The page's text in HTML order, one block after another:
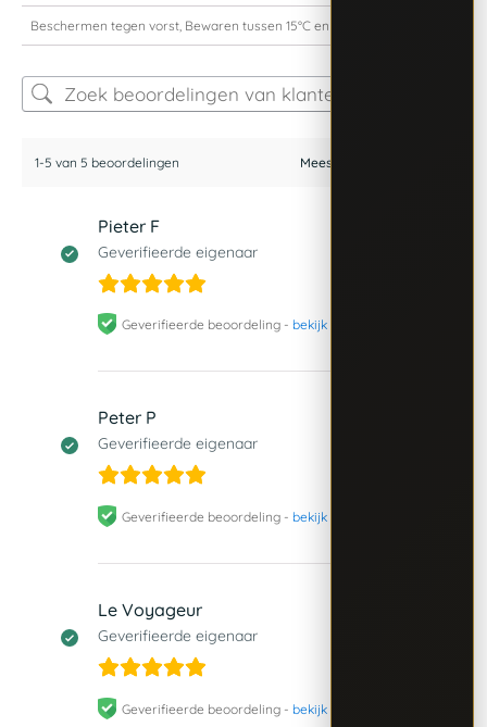
Beschermen tegen vorst, Bewaren tussen 15°C en 25°C
1-5 van 5 beoordelingen
Pieter F
Geverifieerde eigenaar
Geverifieerde beoordeling - bekijk origineel
Peter P
Geverifieerde eigenaar
Geverifieerde beoordeling - bekijk origineel
Le Voyageur
Geverifieerde eigenaar
Geverifieerde beoordeling - bekijk origineel